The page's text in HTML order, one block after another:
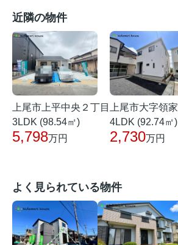
近隣の物件
上尾市上平中央２丁目
3LDK (98.54㎡)
5,798万円
上尾市大字領家
4LDK (92.74㎡)
2,730万円
よく見られている物件